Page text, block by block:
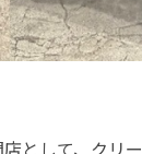
として、クリ